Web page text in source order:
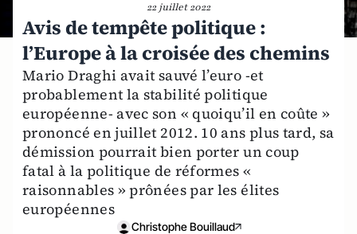
22 juillet 2022
Avis de tempête politique :
l’Europe à la croisée des chemins
Mario Draghi avait sauvé l’euro -et
probablement la stabilité politique
européenne- avec son « quoiqu’il en coûte »
prononcé en juillet 2012. 10 ans plus tard, sa
démission pourrait bien porter un coup
fatal à la politique de réformes «
raisonnables » prônées par les élites
européennes
Christophe Bouillaud